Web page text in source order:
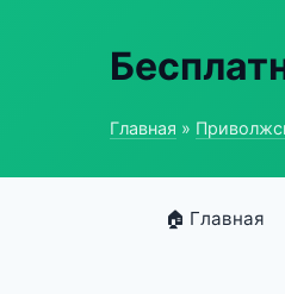
Главная »
🏠 Главная